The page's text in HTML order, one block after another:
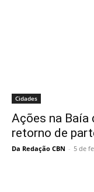
Cidades
Ações na Baía
retorno de
Da Redação CBN - 5 de